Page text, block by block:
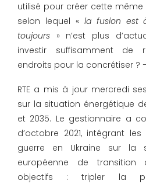
utilisé pour créer cette même
selon lequel « la fusion est
toujours » n’est plus
investir suffisamment de
endroits pour la concrétiser ?
RTE a mis à jour mercredi
sur la situation énergétique
et 2035. Le gestionnaire a
d’octobre 2021, intégrant
guerre en Ukraine sur la
européenne de transition
objectifs : tripler la